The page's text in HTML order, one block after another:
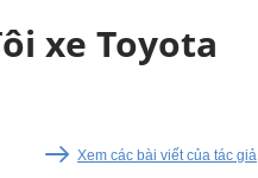
xe Toyota
Xem các bài viết của tác giả